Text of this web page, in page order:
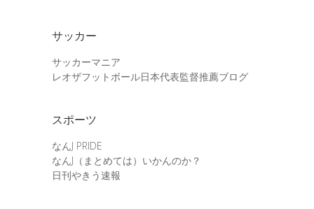
サッカー
サッカーマニア
レオザフットボール日本代表監督推薦ブログ
スポーツ
なんJ PRIDE
なんJ（まとめては）いかんのか？
日刊やきう速報